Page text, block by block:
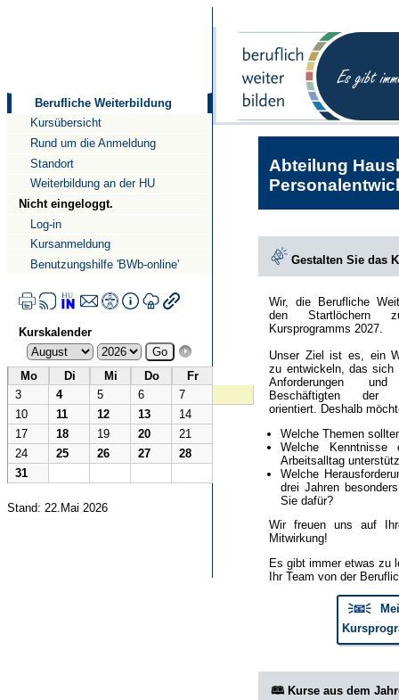
Berufliche Weiterbildung
Kursübersicht
Rund um die Anmeldung
Standort
Weiterbildung an der HU
Nicht eingeloggt.
Log-in
Kursanmeldung
Benutzungshilfe 'BWb-online'
Kurskalender
Mo Di Mi Do
Fr
3
4 5 6
7
10
11 12 13
14
17
18 19 20
21
24
25 26 27
28
31
Stand: 22.Mai 2026
Abteilung
Gestalten Sie das
Wir, die Berufliche
den Startlöchern
Kursprogramms 2027.
Unser Ziel ist es, ein
zu entwickeln, das sich
Anforderungen
Beschäftigten der
orientiert. Deshalb
Welche Themen
Welche
Arbeitsalltag
Welche
drei Jahren
Sie dafür?
Wir freuen uns auf
Mitwirkung!
Es gibt immer etwas zu
Ihr Team von der
🗦📧🗧
🕮 Kurse aus dem